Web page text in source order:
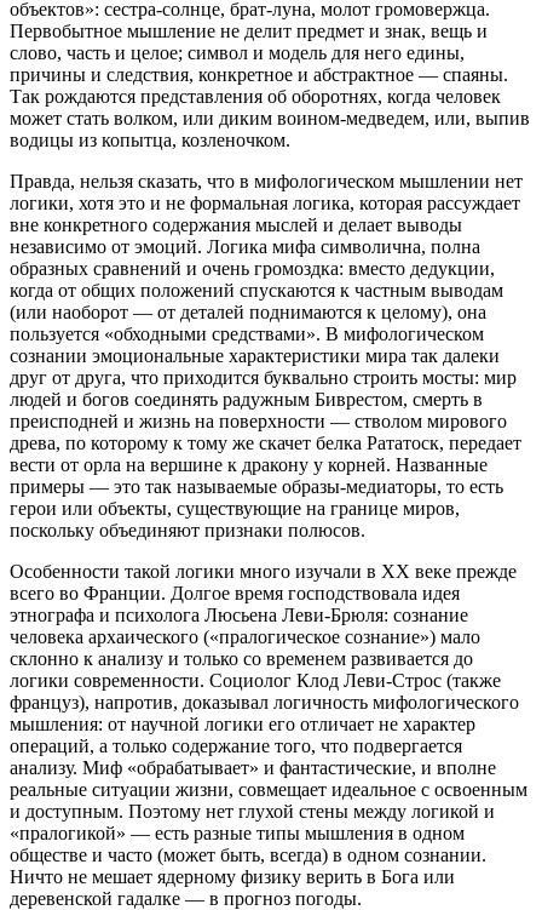
объектов»: сестра-солнце, брат-луна, молот громовержца.
Первобытное мышление не делит предмет и знак, вещь и
слово, часть и целое; символ и модель для него едины,
причины и следствия, конкретное и абстрактное — спаяны.
Так рождаются представления об оборотнях, когда человек
может стать волком, или диким воином-медведем, или, выпив
водицы из копытца, козленочком.
Правда, нельзя сказать, что в мифологическом мышлении нет
логики, хотя это и не формальная логика, которая рассуждает
вне конкретного содержания мыслей и делает выводы
независимо от эмоций. Логика мифа символична, полна
образных сравнений и очень громоздка: вместо дедукции,
когда от общих положений спускаются к частным выводам
(или наоборот — от деталей поднимаются к целому), она
пользуется «обходными средствами». В мифологическом
сознании эмоциональные характеристики мира так далеки
друг от друга, что приходится буквально строить мосты: мир
людей и богов соединять радужным Биврестом, смерть в
преисподней и жизнь на поверхности — стволом мирового
древа, по которому к тому же скачет белка Рататоск, передает
вести от орла на вершине к дракону у корней. Названные
примеры — это так называемые образы-медиаторы, то есть
герои или объекты, существующие на границе миров,
поскольку объединяют признаки полюсов.
Особенности такой логики много изучали в XX веке прежде
всего во Франции. Долгое время господствовала идея
этнографа и психолога Люсьена Леви-Брюля: сознание
человека архаического («пралогическое сознание») мало
склонно к анализу и только со временем развивается до
логики современности. Социолог Клод Леви-Строс (также
француз), напротив, доказывал логичность мифологического
мышления: от научной логики его отличает не характер
операций, а только содержание того, что подвергается
анализу. Миф «обрабатывает» и фантастические, и вполне
реальные ситуации жизни, совмещает идеальное с освоенным
и доступным. Поэтому нет глухой стены между логикой и
«пралогикой» — есть разные типы мышления в одном
обществе и часто (может быть, всегда) в одном сознании.
Ничто не мешает ядерному физику верить в Бога или
деревенской гадалке — в прогноз погоды.